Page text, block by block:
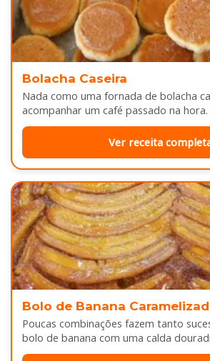
Bolacha Caseira
Nada como uma fornada de bolacha
acompanhar um café passado na hora.
ficam levemente douradas por…
Ver receita
Bolo de Banana
Poucas combinações fazem tanto
bolo de banana com uma calda
Enquanto assa, aquele cheirinho…